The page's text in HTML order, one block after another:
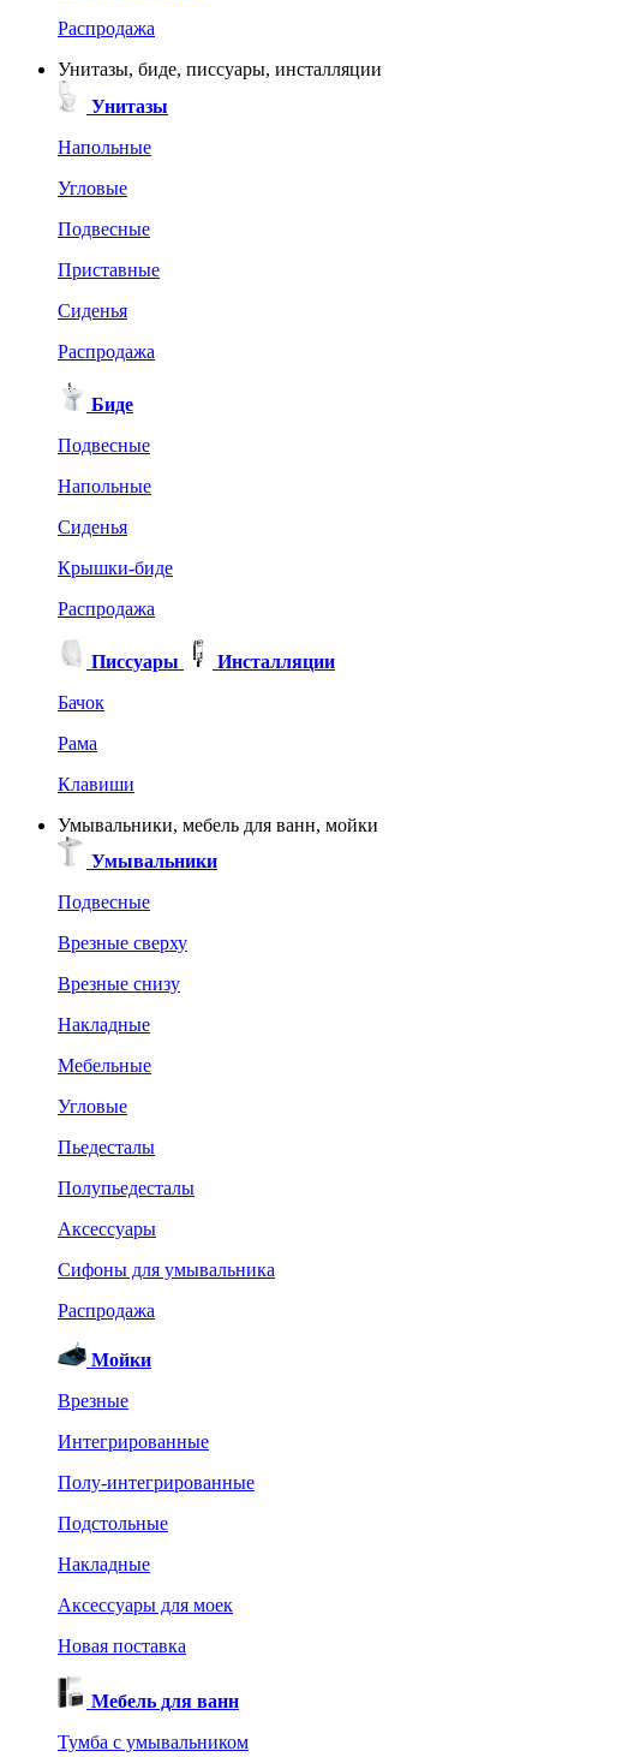
Распродажа
Унитазы, биде, писсуары, инсталляции
Унитазы
Напольные
Угловые
Подвесные
Приставные
Сиденья
Распродажа
Биде
Подвесные
Напольные
Сиденья
Крышки-биде
Распродажа
Писсуары
Инсталляции
Бачок
Рама
Клавиши
Умывальники, мебель для ванн, мойки
Умывальники
Подвесные
Врезные сверху
Врезные снизу
Накладные
Мебельные
Угловые
Пьедесталы
Полупьедесталы
Аксессуары
Сифоны для умывальника
Распродажа
Мойки
Врезные
Интегрированные
Полу-интегрированные
Подстольные
Накладные
Аксессуары для моек
Новая поставка
Мебель для ванн
Тумба с умывальником